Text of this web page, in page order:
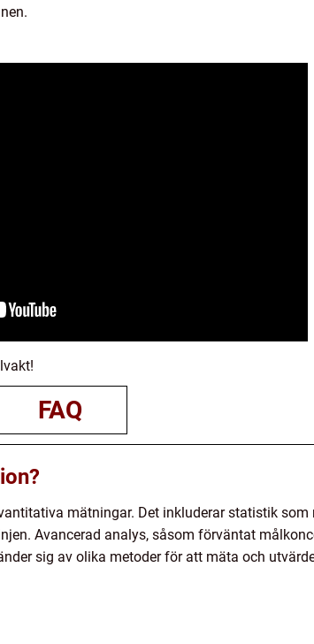
FAQ
mätningar. Det inkluderar statistik som
Avancerad analys, såsom förväntat
sig av olika metoder för att mäta och